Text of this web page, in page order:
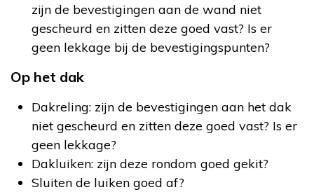
zijn de bevestigingen aan de wand niet
gescheurd en zitten deze goed vast? Is er
geen lekkage bij de bevestigingspunten?
Op het dak
Dakreling: zijn de bevestigingen aan het dak
niet gescheurd en zitten deze goed vast? Is er
geen lekkage?
Dakluiken: zijn deze rondom goed gekit?
Sluiten de luiken goed af?